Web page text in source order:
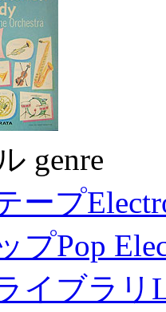
genre
ープ
プPop
イブラリ